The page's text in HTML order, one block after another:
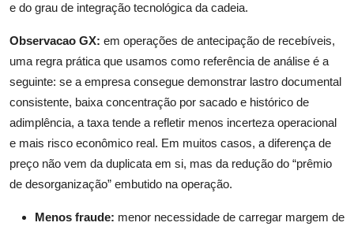
e do grau de integração tecnológica da cadeia.
Observacao GX: em operações de antecipação de recebíveis,
uma regra prática que usamos como referência de análise é a
seguinte: se a empresa consegue demonstrar lastro documental
consistente, baixa concentração por sacado e histórico de
adimplência, a taxa tende a refletir menos incerteza operacional
e mais risco econômico real. Em muitos casos, a diferença de
preço não vem da duplicata em si, mas da redução do “prêmio
de desorganização” embutido na operação.
Menos fraude: menor necessidade de carregar margem de